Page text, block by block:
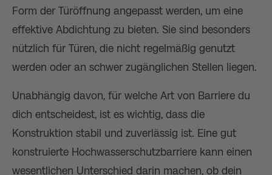
Form der Türöffnung angepasst werden, um eine
effektive Abdichtung zu bieten. Sie sind besonders
nützlich für Türen, die nicht regelmäßig genutzt
werden oder an schwer zugänglichen Stellen liegen.
Unabhängig davon, für welche Art von Barriere du
dich entscheidest, ist es wichtig, dass die
Konstruktion stabil und zuverlässig ist. Eine gut
konstruierte Hochwasserschutzbarriere kann einen
wesentlichen Unterschied darin machen, ob dein